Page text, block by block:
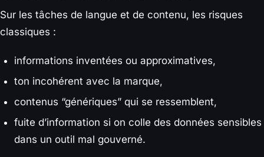
Sur les tâches de langue et de contenu, les risques
classiques :
informations inventées ou approximatives,
ton incohérent avec la marque,
contenus “génériques” qui se ressemblent,
fuite d’information si on colle des données sensibles
dans un outil mal gouverné.